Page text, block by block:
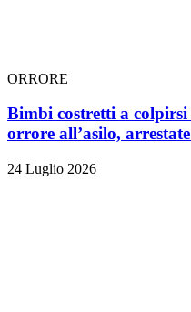
ORRORE
Bimbi costretti a
orrore all’asilo,
24 Luglio 2026